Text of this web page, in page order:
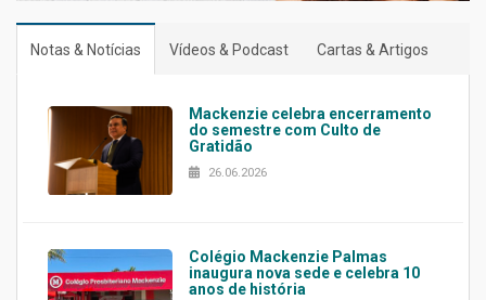
Notas & Notícias Vídeos & Podcast Cartas & Artigos
Mackenzie celebra encerramento
do semestre com Culto de
Gratidão
26.06.2026
Colégio Mackenzie Palmas
inaugura nova sede e celebra 10
anos de história